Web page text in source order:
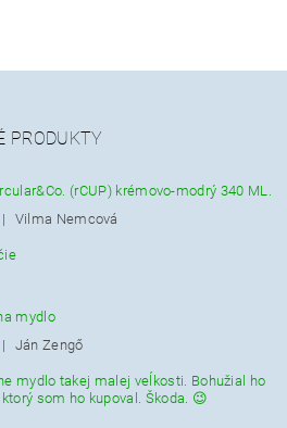
PRODUKTY
(rCUP) krémovo-modrý 340 ML.
|
Vilma Nemcová
mydlo
|
Ján Zengő
mydlo takej malej veĺkosti. Bohužial ho
som ho kupoval. Škoda. 😉